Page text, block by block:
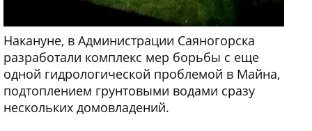
Накануне, в Администрации Саяногорска
разработали комплекс мер борьбы с еще
одной гидрологической проблемой в Майна,
подтоплением грунтовыми водами сразу
нескольких домовладений.